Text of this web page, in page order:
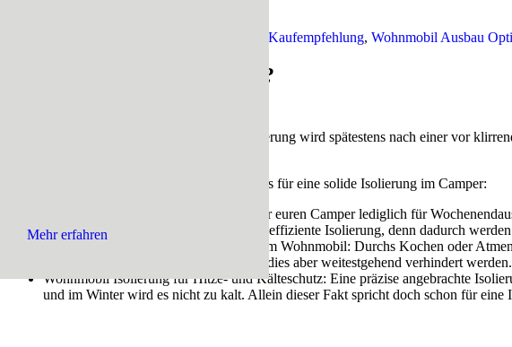
Kaufempfehlung, Wohnmobil Ausbau
?
Die Dringlichkeit zur Causa Wohnmobil Isolierung wird spätestens nach einer vor
Die folgenden drei Aspekte sprechen jedenfalls für eine solide Isolierung im Camper:
Ob ihr euren Camper lediglich für
Wohnmobil braucht in jedem Falle eine effiziente Isolierung, denn dadurch
Vermeidung von Feuchtigkeitsbildung im Wohnmobil: Durchs Kochen oder
beitragen kann. Mittels Isolierung kann dies aber weitestgehend verhindert werden.
Wohnmobil Isolierung für Hitze- und Kälteschutz: Eine präzise angebrachte
und im Winter wird es nicht zu kalt. Allein dieser Fakt spricht doch schon für eine
Mehr erfahren